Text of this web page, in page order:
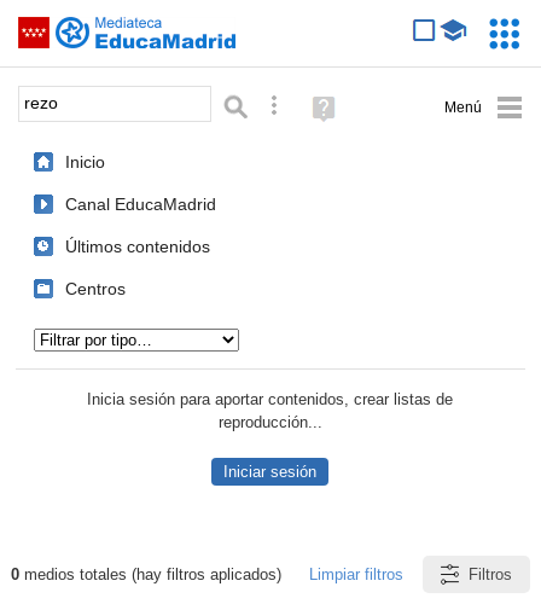
Saltar navegación
Palabra o frase: Búsqueda avanzada
Ayuda
(en
Inicio
Canal EducaMadrid
Últimos contenidos
Centros
Inicia sesión para aportar contenidos, crear listas de
reproducción...
Iniciar sesión
Resultados de: rezo
0medios totales (hay filtros aplicados) Limpiar filtros Filtros